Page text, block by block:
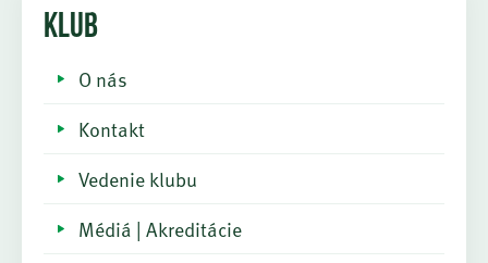
KLUB
O nás
Kontakt
Vedenie klubu
Médiá | Akreditácie